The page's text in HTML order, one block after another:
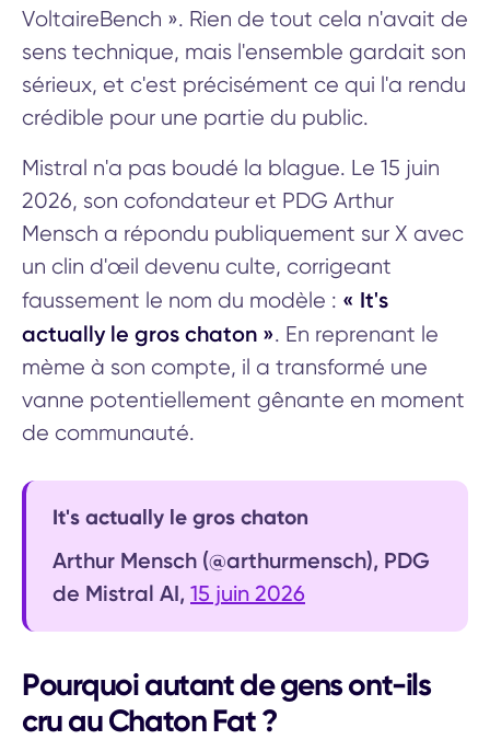
VoltaireBench ». Rien de tout cela n'avait de
sens technique, mais l'ensemble gardait son
sérieux, et c'est précisément ce qui l'a rendu
crédible pour une partie du public.
Mistral n'a pas boudé la blague. Le 15 juin
2026, son cofondateur et PDG Arthur
Mensch a répondu publiquement sur X avec
un clin d'œil devenu culte, corrigeant
faussement le nom du modèle : « It's
actually le gros chaton ». En reprenant le
mème à son compte, il a transformé une
vanne potentiellement gênante en moment
de communauté.
It's actually le gros chaton
Arthur Mensch (@arthurmensch), PDG
de Mistral AI, 15 juin 2026
Pourquoi autant de gens ont-ils
cru au Chaton Fat ?